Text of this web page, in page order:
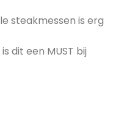
steakmessen is erg
dit een MUST bij